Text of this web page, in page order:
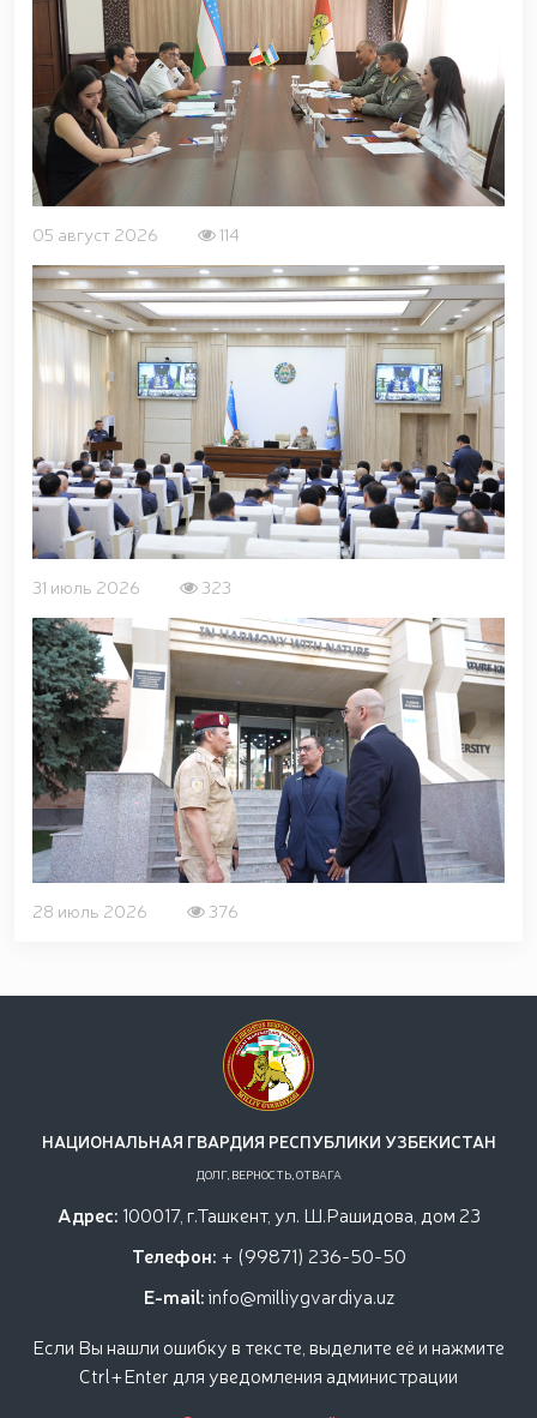
05 август 2026 114
31 июль 2026 323
28 июль 2026 376
НАЦИОНАЛЬНАЯ ГВАРДИЯ РЕСПУБЛИКИ УЗБЕКИСТАН
ДОЛГ, ВЕРНОСТЬ, ОТВАГА
Адрес: 100017, г.Ташкент, ул. Ш.Рашидова, дом 23
Телефон: + (99871) 236-50-50
E-mail:info@milliygvardiya.uz
Если Вы нашли ошибку в тексте, выделите её и нажмите
Ctrl+Enter для уведомления администрации